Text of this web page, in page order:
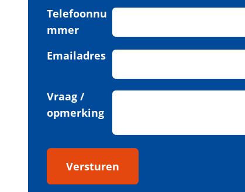
Telefoonnu
mmer
Emailadres
Vraag /
opmerking
Versturen